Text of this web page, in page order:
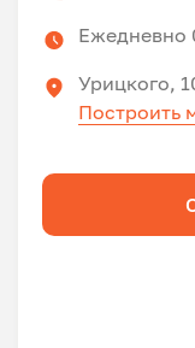
Ежедневно
Урицкого,
Построить